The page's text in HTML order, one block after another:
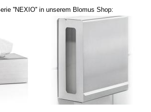
''NEXIO'' in unserem Blomus Shop: